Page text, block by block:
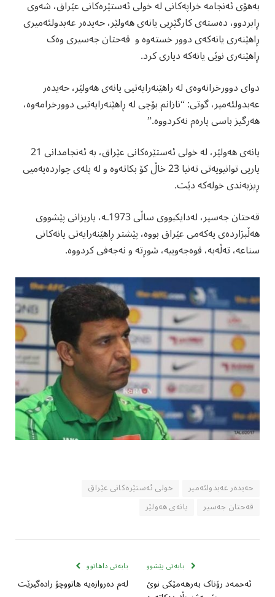
بەهۆی ئەنجامە خراپەکانی لە خولی ئەستێرەکانی عێراق، شەوی
ڕابردوو، دەستەی کارگێڕیی یانەی هەولێر، حەیدەر عەبدولئەمیری
ڕاهێنەری یانەکەی دوور خستەوە و قەحتان جەسیری وەک
ڕاهێنەری نوێی یانەکە دیاری کرد.
دوای دوورخرانەوەی لە راهێنەرایەتیی یانەی هەولێر، حەیدەر
عەبدولئەمیر، گوتی: “نازانم بۆچی لە ڕاهێنەرایەتیی دوورخرامەوە،
هەرگیز باسی پارەم نەکردووە.”
یانەی هەولێر، لە خولی ئەستێرەکانی عێراق، بە ئەنجامدانی 21
یاریی توانیویەتی تەنیا 23 خاڵ کۆ بکاتەوە و لە پلەی چواردەیەمیی
ڕیزبەندی خولەکە دێت.
قەحتان جەسیر، لەدایکبووی ساڵی 1973ـە، یاریزانی پێشووی
هەڵبژاردەی یەکەمی عێراق بووە، پێشتر ڕاهێنەرایەتی یانەکانی
سناعە، تەڵەبە، قوەجەوییە، شوڕتە و نەجەفی کردووە.
حەیدەر عەبدولئەمیر
خولی ئەستێرەکانی عێراق
قەحتان جەسیر
یانەی هەولێر
بابەتی پێشوو
ئەحمەد رۆناک بەرهەمێکی نوێ
بابەتی داهاتوو
لەم دەروازەیە هاتووچۆ رادەگیرێت